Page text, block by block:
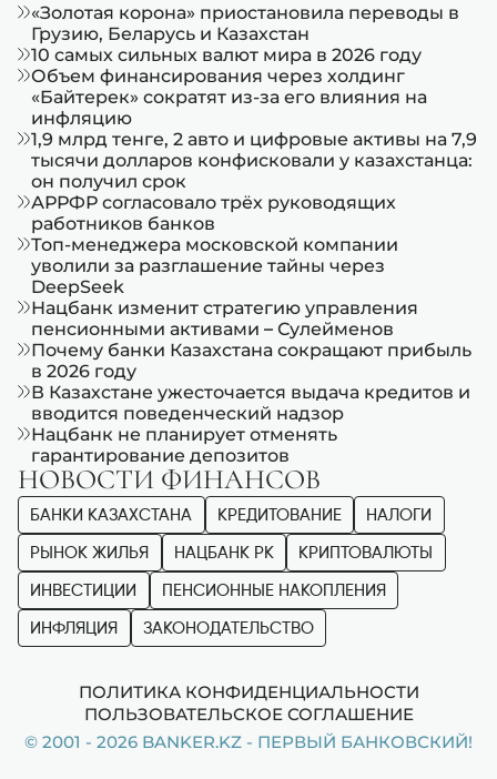
«Золотая корона» приостановила переводы в
Грузию, Беларусь и Казахстан
10 самых сильных валют мира в 2026 году
Объем финансирования через холдинг
«Байтерек» сократят из-за его влияния на
инфляцию
1,9 млрд тенге, 2 авто и цифровые активы на 7,9
тысячи долларов конфисковали у казахстанца:
он получил срок
АРРФР согласовало трёх руководящих
работников банков
Топ-менеджера московской компании
уволили за разглашение тайны через
DeepSeek
Нацбанк изменит стратегию управления
пенсионными активами – Сулейменов
Почему банки Казахстана сокращают прибыль
в 2026 году
В Казахстане ужесточается выдача кредитов и
вводится поведенческий надзор
Нацбанк не планирует отменять
гарантирование депозитов
НОВОСТИ ФИНАНСОВ
БАНКИ КАЗАХСТАНА КРЕДИТОВАНИЕ НАЛОГИ
РЫНОК ЖИЛЬЯ НАЦБАНК РК КРИПТОВАЛЮТЫ
ИНВЕСТИЦИИ ПЕНСИОННЫЕ НАКОПЛЕНИЯ
ИНФЛЯЦИЯ ЗАКОНОДАТЕЛЬСТВО
ПОЛИТИКА КОНФИДЕНЦИАЛЬНОСТИ
ПОЛЬЗОВАТЕЛЬСКОЕ СОГЛАШЕНИЕ
© 2001 - 2026 BANKER.KZ - ПЕРВЫЙ БАНКОВСКИЙ!